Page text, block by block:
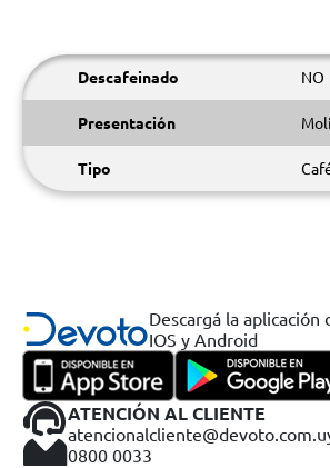
Descafeinado NO
Presentación
Tipo
Descargá la aplicación
IOS y Android
ATENCIÓN AL CLIENTE
0800 0033